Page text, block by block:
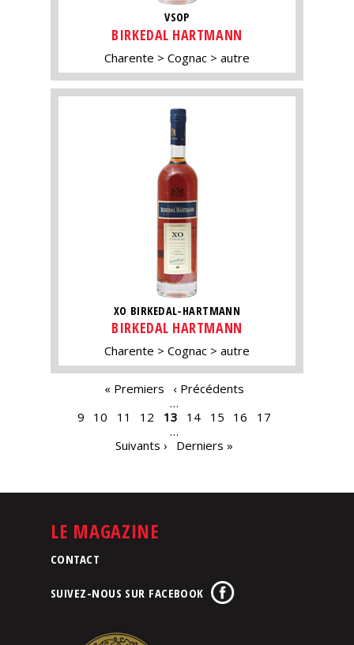
VSOP
BIRKEDAL HARTMANN
Charente Cognac autre
XO BIRKEDAL-HARTMANN
BIRKEDAL HARTMANN
Charente Cognac autre
« Premiers
‹ Précédents
…
9
10 11 12 13 14 15 16
17
…
Suivants ›
Derniers »
LE MAGAZINE
CONTACT
SUIVEZ-NOUS SUR FACEBOOK